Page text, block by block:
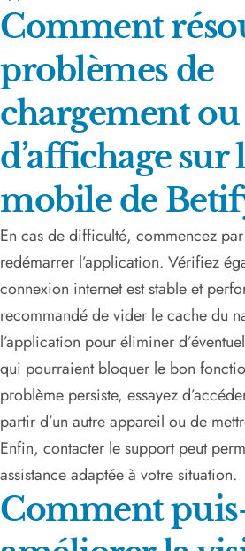
Comment
problèmes de
chargement ou
d’affichage sur
mobile de
En cas de difficulté, commencez
redémarrer l’application. Vérifiez
connexion internet est stable et
recommandé de vider le cache du
l’application pour éliminer
qui pourraient bloquer le bon
problème persiste, essayez
partir d’un autre appareil ou de
Enfin, contacter le support peut
assistance adaptée à votre situation.
Comment